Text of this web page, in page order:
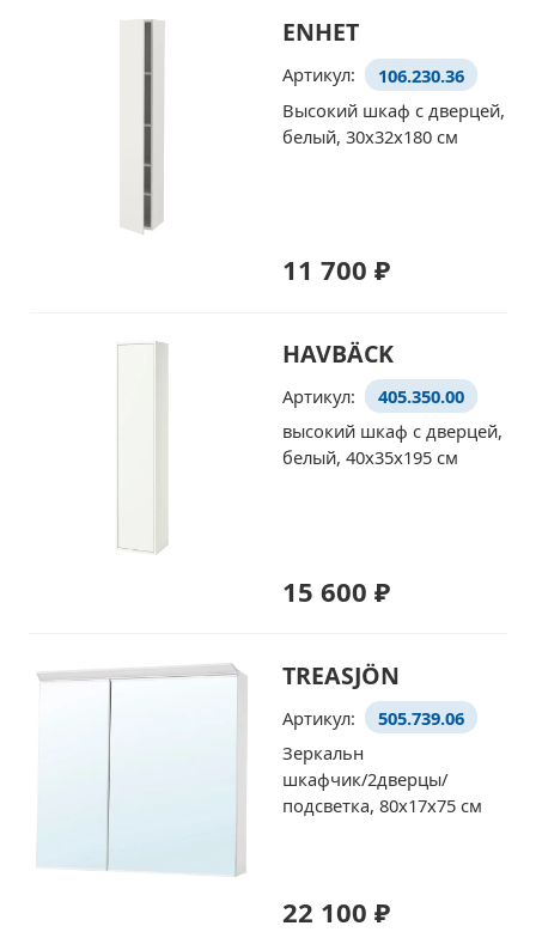
ENHET
Артикул:
106.230.36
Высокий шкаф с дверцей,
белый, 30x32x180 см
11 700 ₽
HAVBÄCK
Артикул:
405.350.00
высокий шкаф с дверцей,
белый, 40x35x195 см
15 600 ₽
TREASJÖN
Артикул:
505.739.06
Зеркальн
шкафчик/2дверцы/
подсветка, 80x17x75 см
22 100 ₽